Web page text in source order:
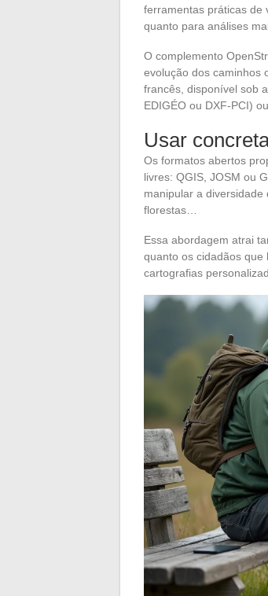
ferramentas práticas de
quanto para análises
O complemento
evolução dos caminhos
francês, disponível sob
EDIGÉO ou DXF-PCI)
Usar
Os formatos abertos
livres: QGIS, JOSM ou
manipular a diversidade
florestas…
Essa abordagem atrai
quanto os cidadãos
cartografias